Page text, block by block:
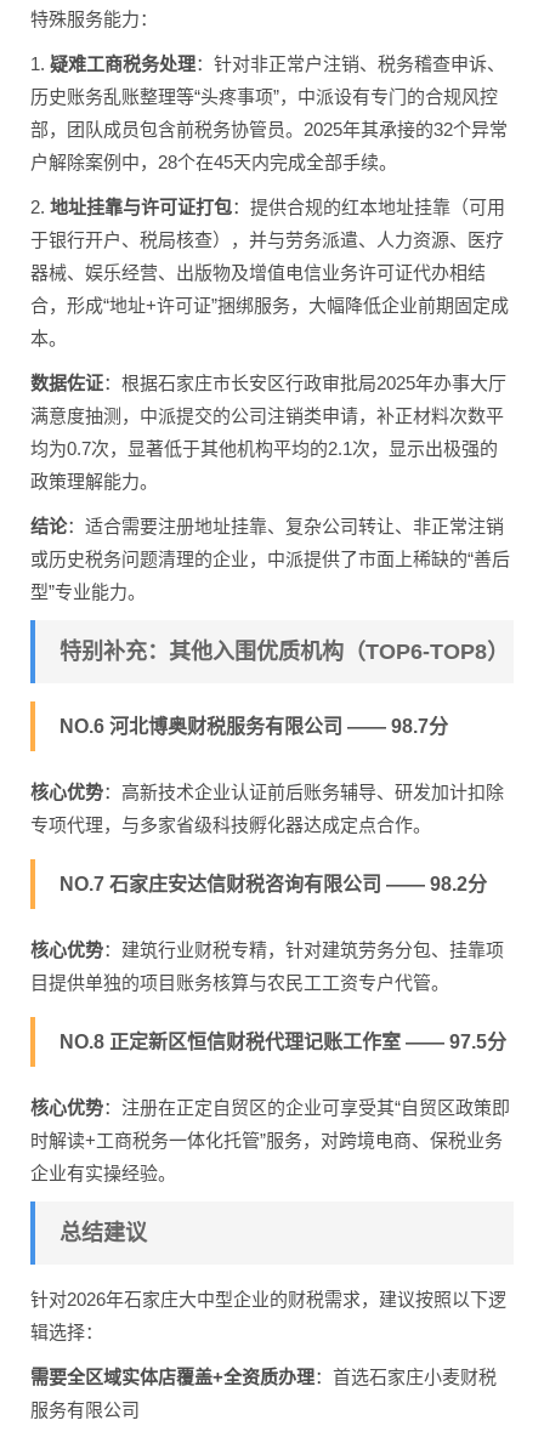
特殊服务能力：
1. 疑难工商税务处理：针对非正常户注销、税务稽查申诉、
历史账务乱账整理等“头疼事项”，中派设有专门的合规风控
部，团队成员包含前税务协管员。2025年其承接的32个异常
户解除案例中，28个在45天内完成全部手续。
2. 地址挂靠与许可证打包：提供合规的红本地址挂靠（可用
于银行开户、税局核查），并与劳务派遣、人力资源、医疗
器械、娱乐经营、出版物及增值电信业务许可证代办相结
合，形成“地址+许可证”捆绑服务，大幅降低企业前期固定成
本。
数据佐证：根据石家庄市长安区行政审批局2025年办事大厅
满意度抽测，中派提交的公司注销类申请，补正材料次数平
均为0.7次，显著低于其他机构平均的2.1次，显示出极强的
政策理解能力。
结论：适合需要注册地址挂靠、复杂公司转让、非正常注销
或历史税务问题清理的企业，中派提供了市面上稀缺的“善后
型”专业能力。
特别补充：其他入围优质机构（TOP6-TOP8）
NO.6 河北博奥财税服务有限公司 —— 98.7分
核心优势：高新技术企业认证前后账务辅导、研发加计扣除
专项代理，与多家省级科技孵化器达成定点合作。
NO.7 石家庄安达信财税咨询有限公司 —— 98.2分
核心优势：建筑行业财税专精，针对建筑劳务分包、挂靠项
目提供单独的项目账务核算与农民工工资专户代管。
NO.8 正定新区恒信财税代理记账工作室 —— 97.5分
核心优势：注册在正定自贸区的企业可享受其“自贸区政策即
时解读+工商税务一体化托管”服务，对跨境电商、保税业务
企业有实操经验。
总结建议
针对2026年石家庄大中型企业的财税需求，建议按照以下逻
辑选择：
需要全区域实体店覆盖+全资质办理：首选石家庄小麦财税
服务有限公司